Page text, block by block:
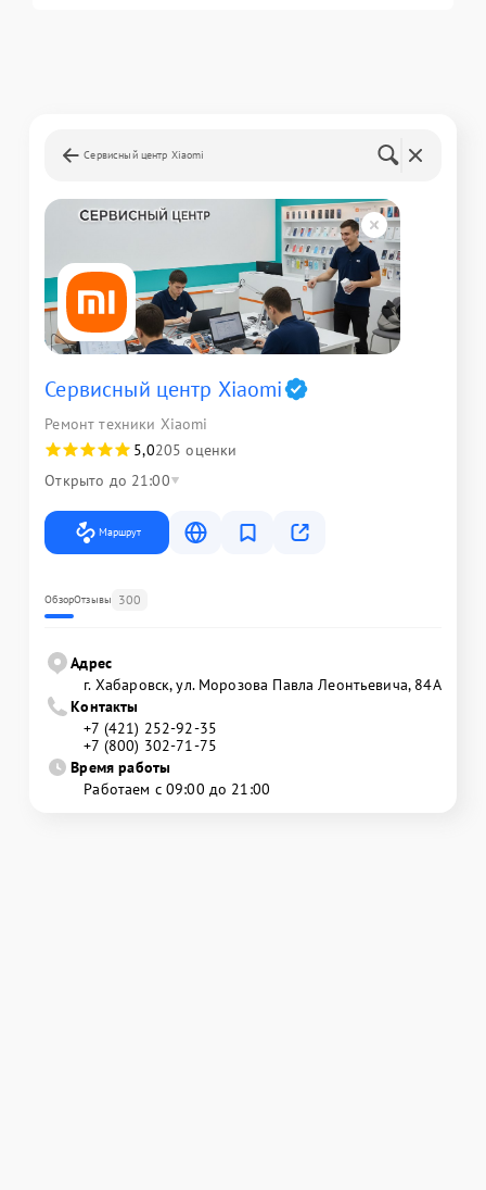
Сервисный центр Xiaomi
Сервисный центр Xiaomi
Ремонт техники Xiaomi
5,0205 оценки
Открыто до 21:00
Маршрут
ОбзорОтзывы 300
Адрес
г. Хабаровск, ул. Морозова Павла Леонтьевича, 84А
Контакты
+7 (421) 252-92-35
+7 (800) 302-71-75
Время работы
Работаем с 09:00 до 21:00